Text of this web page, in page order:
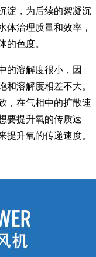
淀，为后续的絮凝沉
体治理质量和效率，
的色度。
的溶解度很小，因
和溶解度相差不大。
，在气相中的扩散速
要提升氧的传质速
提升氧的传递速度。